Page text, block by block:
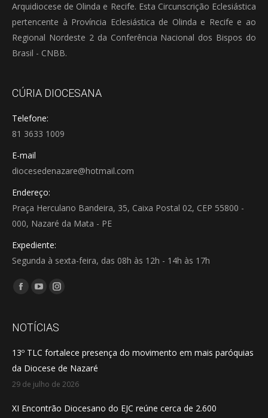
Arquidiocese de Olinda e Recife. Esta Circunscrição Eclesiástica
pertencente à Província Eclesiástica de Olinda e Recife e ao
Regional Nordeste 2 da Conferência Nacional dos Bispos do
Brasil - CNBB.
CÚRIA DIOCESANA
Telefone:
81 3633 1009
E-mail
diocesedenazare@hotmail.com
Endereço:
Praça Herculano Bandeira, 35, Caixa Postal 02, CEP 55800 -
000, Nazaré da Mata - PE
Expediente:
Segunda à sexta-feira, das 08h às 12h - 14h às 17h
Encontre-nos em:
Facebook
opens
new
window
YouTube
opens
new
window
Instagram
opens
new
window
NOTÍCIAS
13º TLC fortalece presença do movimento em mais paróquias
da Diocese de Nazaré
29 de julho de 2026
XI Encontrão Diocesano do EJC reúne cerca de 2.600